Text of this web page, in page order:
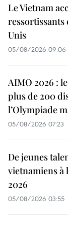
Le Vietnam
ressortissants
Unis
05/08/2026 09:06
AIMO 2026 :
plus de 200
l’Olympiade
05/08/2026 07:23
De jeunes
vietnamiens à
2026
05/08/2026 03:55